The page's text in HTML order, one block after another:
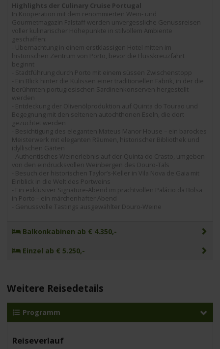
Highlights der Culinary Cruise Portugal
In Kooperation mit dem renommierten Wein- und
Gourmetmagazin Falstaff werden unvergessliche Genussreisen
voller kulinarischer Höhepunkte in stilvollem Ambiente
geschaffen:
- Übernachtung in einem erstklassigen Hotel mitten im
historischen Zentrum von Porto, bevor die Flusskreuzfahrt
beginnt
- Stadtführung durch Porto mit einem süssen Zwischenstopp
- Ein Blick hinter die Kulissen einer traditionellen Fabrik, in der die
berühmten portugiesischen Sardinenkonserven hergestellt
werden
- Entdeckung der Olivenölproduktion auf Quinta do Tourao und
Begegnung mit den seltenen autochthonen Eseln, die dort
gezüchtet werden
- Besichtigung des eleganten Mateus Manor House – ein barockes
Meisterwerk mit eleganten Räumen, historischer Bibliothek und
idyllischen Gärten
- Authentisches Weinerlebnis auf der Quinta do Crasto, umgeben
von den eindrucksvollen Weinbergen des Douro-Tals
- Besuch der historischen Taylor’s-Keller in Vila Nova de Gaia mit
Einblick in die Welt des Portweins
- Ein exklusiver Signature-Abend im prachtvollen Palácio da Bolsa
in Porto – ein märchenhafter Abend
- Genussvolle Tastings ausgewählter Douro-Weine
Balkonkabinen ab € 4.350,-
Einzel ab € 5.250,-
Weitere Reisedetails
Programm
Reiseverlauf